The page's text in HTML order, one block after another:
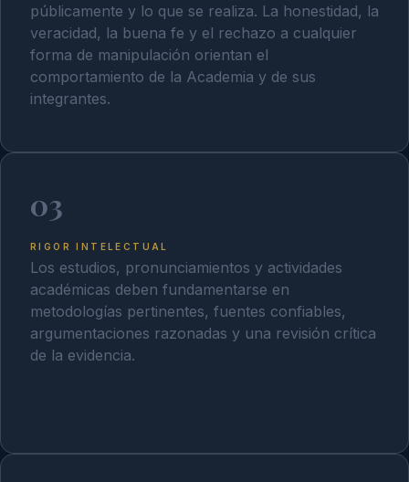
públicamente y lo que se realiza. La honestidad, la
veracidad, la buena fe y el rechazo a cualquier
forma de manipulación orientan el
comportamiento de la Academia y de sus
integrantes.
03
RIGOR INTELECTUAL
Los estudios, pronunciamientos y actividades
académicas deben fundamentarse en
metodologías pertinentes, fuentes confiables,
argumentaciones razonadas y una revisión crítica
de la evidencia.